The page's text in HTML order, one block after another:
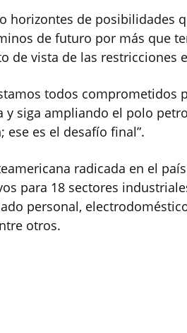
horizontes de posibilidades
de futuro por más que
de vista de las restricciones
todos comprometidos
y siga ampliando el polo
ese es el desafío final”.
radicada en el
para 18 sectores
personal,
otros.